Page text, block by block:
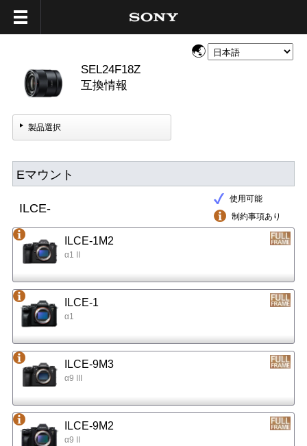
SEL24F18Z
互換情報
製品選択
Eマウント
使用可能
制約事項あり
ILCE-
ILCE-1M2
α1 II
ILCE-1
α1
ILCE-9M3
α9 III
ILCE-9M2
α9 II